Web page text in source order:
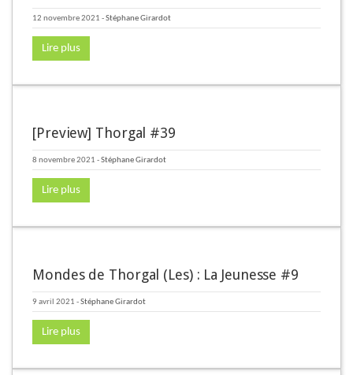
12 novembre 2021 -Stéphane Girardot
Lire plus
[Preview] Thorgal #39
8 novembre 2021 -Stéphane Girardot
Lire plus
Mondes de Thorgal (Les) : La Jeunesse #9
9 avril 2021 -Stéphane Girardot
Lire plus